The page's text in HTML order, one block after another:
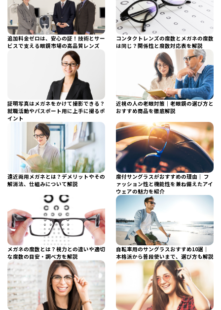
追加料金ゼロは、安心の証！技術とサー
ビスで支える眼鏡市場の高品質レンズ
コンタクトレンズの度数とメガネの度数
は同じ？関係性と度数対応表を解説
証明写真はメガネをかけて撮影できる？
就職活動やパスポート用に上手に撮るポ
イント
近視の人の老眼対策｜老眼鏡の選び方と
おすすめ商品を徹底解説
遠近両用メガネとは？デメリットやその
解消法、仕組みについて解説
度付サングラスがおすすめの理由｜ フ
ァッション性と機能性を兼ね備えたアイ
ウェアの魅力を紹介
メガネの度数とは？視力との違いや適切
な度数の目安・調べ方を解説
自転車用のサングラスおすすめ10選｜
本格派から普段使いまで、選び方も解説